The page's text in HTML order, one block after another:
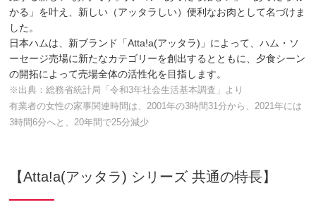
かる」を叶え、新しい（アッタラしい）便利なお肉として名づけま
した。
日本ハムは、新ブランド「Atta!a(アッタラ)」によって、ハム・ソ
ーセージ売場に新たなカテゴリーを創出するとともに、夕食シーン
の開拓によって売場全体の活性化を目指します。
※出典：総務省統計局「令和3年社会生活基本調査」より
有業者の女性の家事関連時間は、2001年の3時間31分から、2021年には
3時間6分へと、20年間で25分減少
【Atta!a(アッタラ) シリーズ 共通の特長】